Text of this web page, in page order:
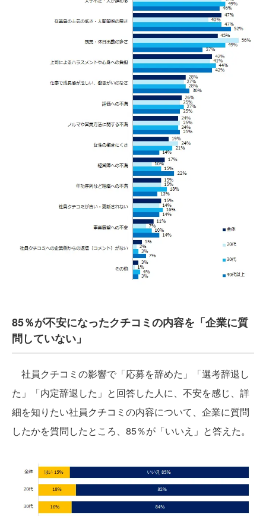
85％が不安になったクチコミの内容を「企業に質
問していない」
社員クチコミの影響で「応募を辞めた」「選考辞退し
た」「内定辞退した」と回答した人に、不安を感じ、詳
細を知りたい社員クチコミの内容について、企業に質問
したかを質問したところ、85％が「いいえ」と答えた。